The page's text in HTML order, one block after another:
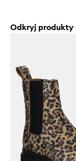
Odkryj produkty